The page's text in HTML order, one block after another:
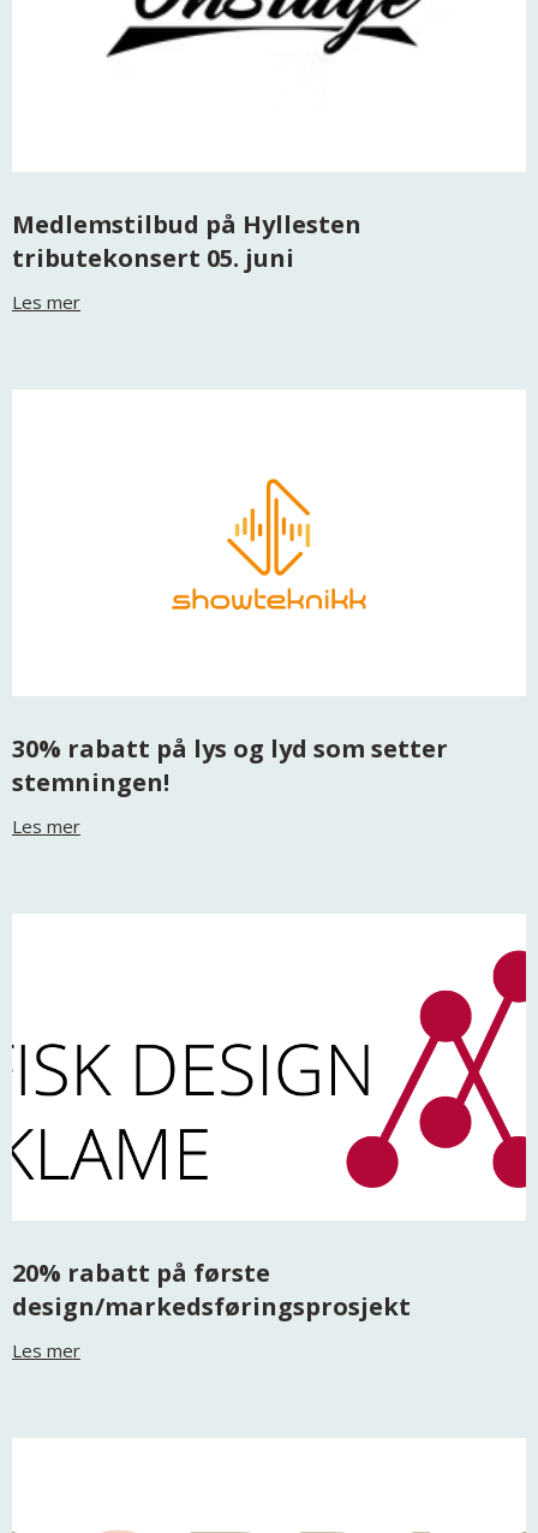
Medlemstilbud på Hyllesten
tributekonsert 05. juni
Les mer
30% rabatt på lys og lyd som setter
stemningen!
Les mer
20% rabatt på første
design/markedsføringsprosjekt
Les mer